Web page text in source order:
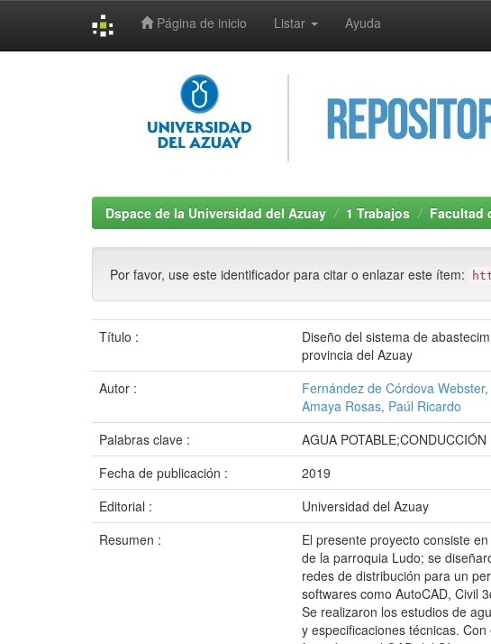
Página de inicio Listar Ayuda
Dspace de la Universidad del Azuay 1 Trabajos Facultad
Por favor, use este identificador para citar o enlazar este ítem:
Título :
Diseño del sistema de
provincia del Azuay
Autor :
Fernández de Córdova
Amaya Rosas, Paúl Ricardo
Palabras clave :
AGUA
Fecha de publicación :
2019
Editorial :
Universidad del Azuay
Resumen :
El presente proyecto consiste
de la parroquia Ludo; se
redes de distribución para un
softwares como AutoCAD, Civil
Se realizaron los estudios de
y especificaciones técnicas.